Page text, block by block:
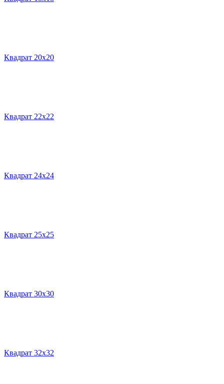
Квадрат 20х20
Квадрат 22х22
Квадрат 24х24
Квадрат 25х25
Квадрат 30х30
Квадрат 32х32